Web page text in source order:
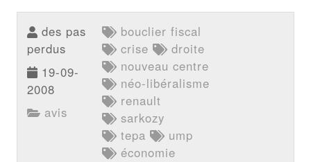
des pas
perdus
19-09-
2008
avis
bouclier fiscal
crise
droite
nouveau centre
néo-libéralisme
renault
sarkozy
tepa
ump
économie